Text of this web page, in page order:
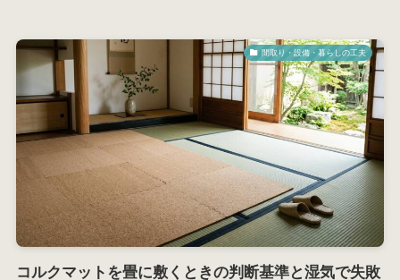
間取り・設備・暮らしの工夫
コルクマットを畳に敷くときの判断基準と湿気で失敗